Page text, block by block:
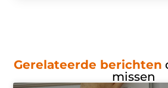
Gerelateerde berichten
missen